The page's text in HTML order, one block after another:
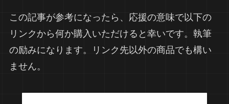
この記事が参考になったら、応援の意味で以下の
リンクから何か購入いただけると幸いです。執筆
の励みになります。リンク先以外の商品でも構い
ません。